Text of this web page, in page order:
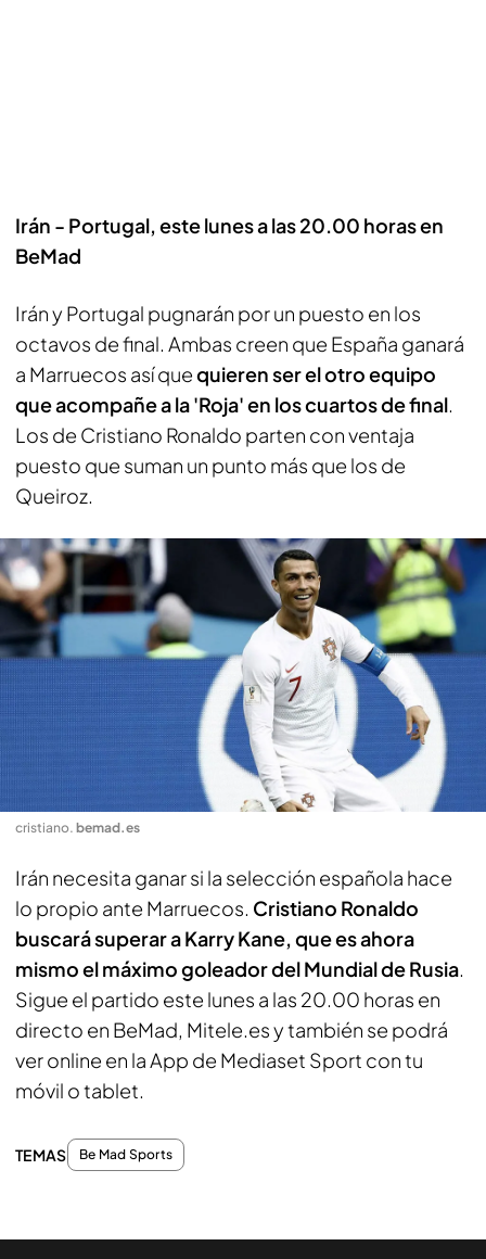
Irán - Portugal, este lunes a las 20.00 horas en
BeMad
Irán y Portugal pugnarán por un puesto en los
octavos de final. Ambas creen que España ganará
a Marruecos así quequieren ser el otro equipo
que acompañe a la 'Roja' en los cuartos de final.
Los de Cristiano Ronaldo parten con ventaja
puesto que suman un punto más que los de
Queiroz.
cristiano. bemad.es
Irán necesita ganar si la selección española hace
lo propio ante Marruecos. Cristiano Ronaldo
buscará superar a Karry Kane, que es ahora
mismo el máximo goleador del Mundial de Rusia.
Sigue el partido este lunes a las 20.00 horas en
directo en BeMad, Mitele.es y también se podrá
ver online en la App de Mediaset Sport con tu
móvil o tablet.
TEMAS Be Mad Sports